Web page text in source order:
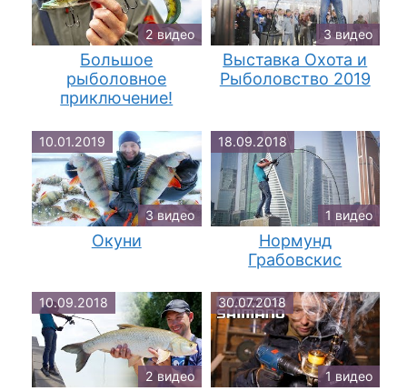
2 видео
Большое
рыболовное
приключение!
3 видео
Выставка Охота и
Рыболовство 2019
10.01.2019
3 видео
Окуни
18.09.2018
1 видео
Нормунд
Грабовскис
10.09.2018
2 видео
30.07.2018
1 видео